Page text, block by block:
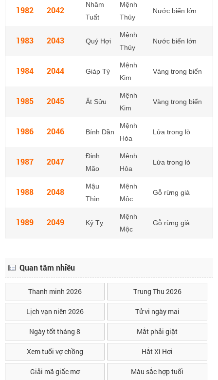
1982 2042
Nhâm
Tuất
Mệnh
Thủy
Nước biển lớn
1983 2043 Quý Hợi
Mệnh
Thủy
Nước biển lớn
1984 2044 Giáp Tý
Mệnh
Kim
Vàng trong biển
1985 2045 Ất Sửu
Mệnh
Kim
Vàng trong biển
1986 2046 Bính Dần
Mệnh
Hỏa
Lửa trong lò
1987 2047
Đinh
Mão
Mệnh
Hỏa
Lửa trong lò
1988 2048
Mậu
Thìn
Mệnh
Mộc
Gỗ rừng già
1989 2049 Kỷ Tỵ
Mệnh
Mộc
Gỗ rừng già
Quan tâm nhiều
Thanh minh 2026 Trung Thu 2026
Lịch vạn niên 2026 Tử vi ngày mai
Ngày tốt tháng 8 Mắt phải giật
Xem tuổi vợ chồng Hắt Xì Hơi
Giải mã giấc mơ Màu sắc hợp tuổi